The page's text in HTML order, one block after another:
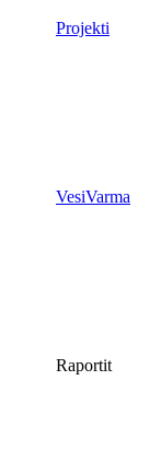
Projekti
VesiVarma
Raportit